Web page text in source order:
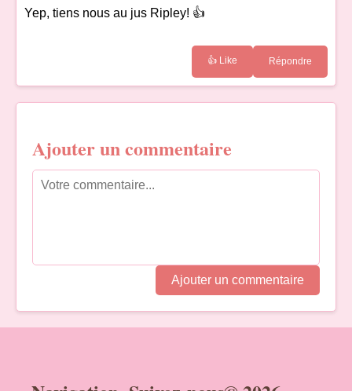
Yep, tiens nous au jus Ripley! 👍
👍 Like Répondre
Ajouter un commentaire
Ajouter un commentaire